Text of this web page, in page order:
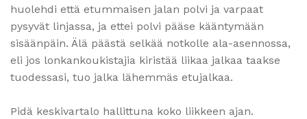
huolehdi että etummaisen jalan polvi ja varpaat
pysyvät linjassa, ja ettei polvi pääse kääntymään
sisäänpäin. Älä päästä selkää notkolle ala-asennossa,
eli jos lonkankoukistajia kiristää liikaa jalkaa taakse
tuodessasi, tuo jalka lähemmäs etujalkaa.
Pidä keskivartalo hallittuna koko liikkeen ajan.